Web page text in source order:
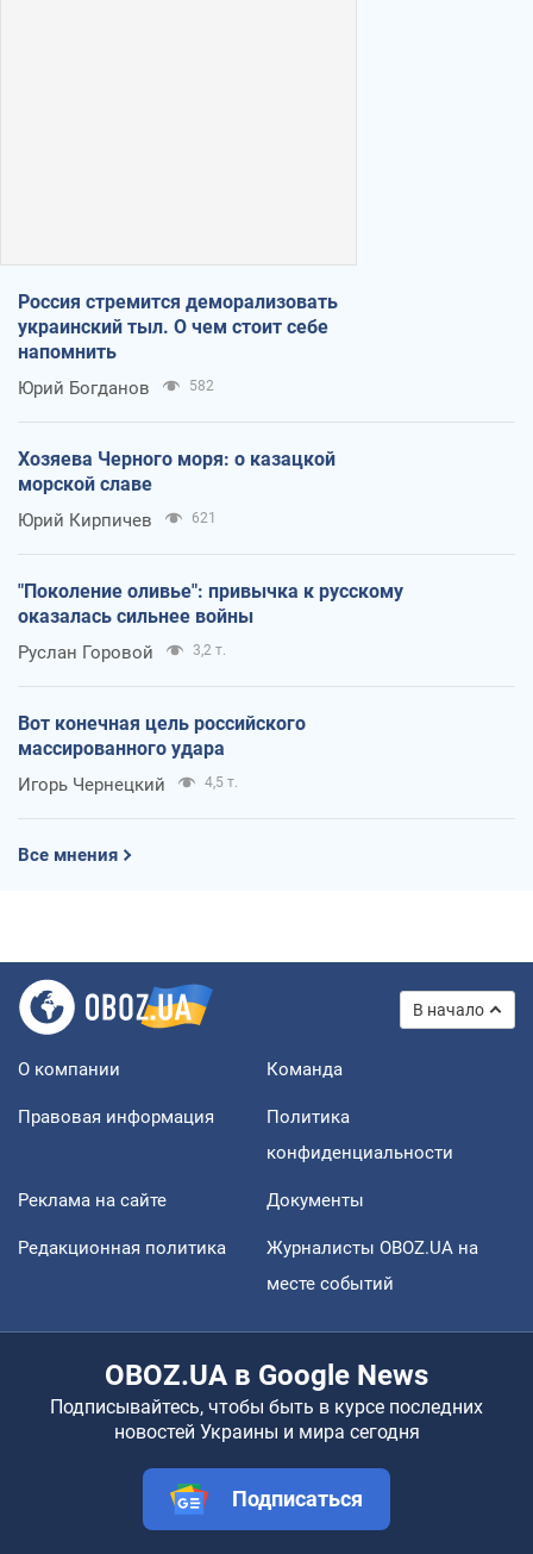
Россия стремится деморализовать
украинский тыл. О чем стоит себе
напомнить
Юрий Богданов 582
Хозяева Черного моря: о казацкой
морской славе
Юрий Кирпичев 621
"Поколение оливье": привычка к русскому
оказалась сильнее войны
Руслан Горовой 3,2 т.
Вот конечная цель российского
массированного удара
Игорь Чернецкий 4,5 т.
Все мнения
В начало
О компании Команда
Правовая информация
Политика
конфиденциальности
Реклама на сайте Документы
Редакционная политика
Журналисты OBOZ.UA на
месте событий
OBOZ.UA в Google News
Подписывайтесь, чтобы быть в курсе последних
новостей Украины и мира сегодня
Подписаться